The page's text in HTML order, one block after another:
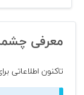
معرفی
تاکنون اطلاعاتی